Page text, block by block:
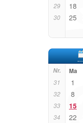
29 18
30 25
Nr. Ma
31 1
32 8
33 15
34 22